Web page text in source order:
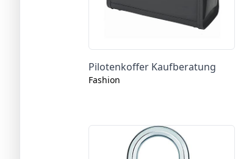
Pilotenkoffer Kaufberatung
Fashion